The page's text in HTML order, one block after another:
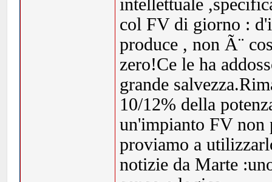
intellettuale
col FV di giorno :
produce , non Ã¨
zero!Ce le ha
grande
10/12% della
un'impianto FV non
proviamo a
notizie da Marte